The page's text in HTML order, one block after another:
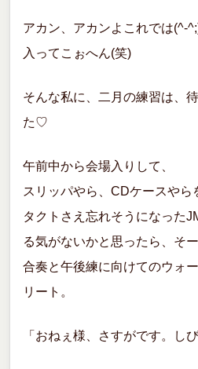
アカン、アカンよこれでは(^-
入ってこぉへん(笑)
そんな私に、二月の練習は、
た♡
午前中から会場入りして、
スリッパやら、CDケースやら
タクトさえ忘れそうになった
る気がないかと思ったら、そ
合奏と午後練に向けてのウォ
リート。
「おねぇ様、さすがです。し